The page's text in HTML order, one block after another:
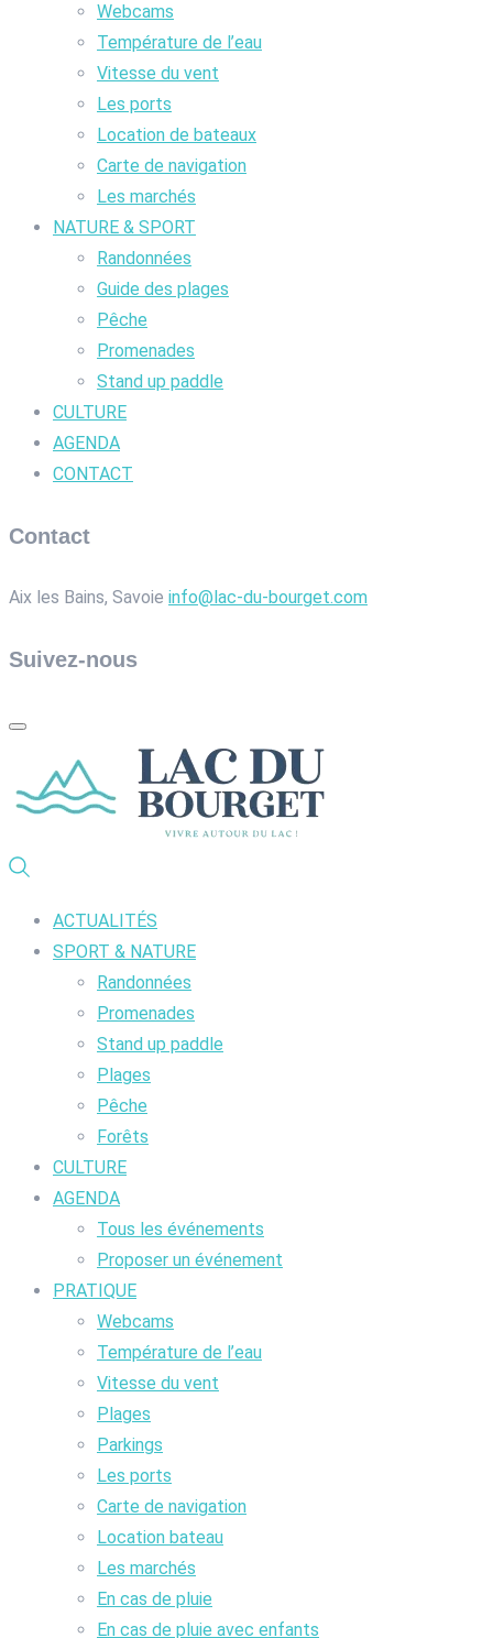
Webcams
Température de l’eau
Vitesse du vent
Les ports
Location de bateaux
Carte de navigation
Les marchés
NATURE & SPORT
Randonnées
Guide des plages
Pêche
Promenades
Stand up paddle
CULTURE
AGENDA
CONTACT
Contact
Aix les Bains, Savoie info@lac-du-bourget.com
Suivez-nous
ACTUALITÉS
SPORT & NATURE
Randonnées
Promenades
Stand up paddle
Plages
Pêche
Forêts
CULTURE
AGENDA
Tous les événements
Proposer un événement
PRATIQUE
Webcams
Température de l’eau
Vitesse du vent
Plages
Parkings
Les ports
Carte de navigation
Location bateau
Les marchés
En cas de pluie
En cas de pluie avec enfants